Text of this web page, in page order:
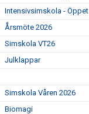
Intensivsimskola - Öppet
Årsmöte 2026
Simskola VT26
Julklappar
Simskola Våren 2026
Biomagi